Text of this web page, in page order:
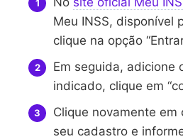
Meu INSS, disponível
clique na opção
Em seguida, adicione
indicado, clique em
Clique novamente
seu cadastro e